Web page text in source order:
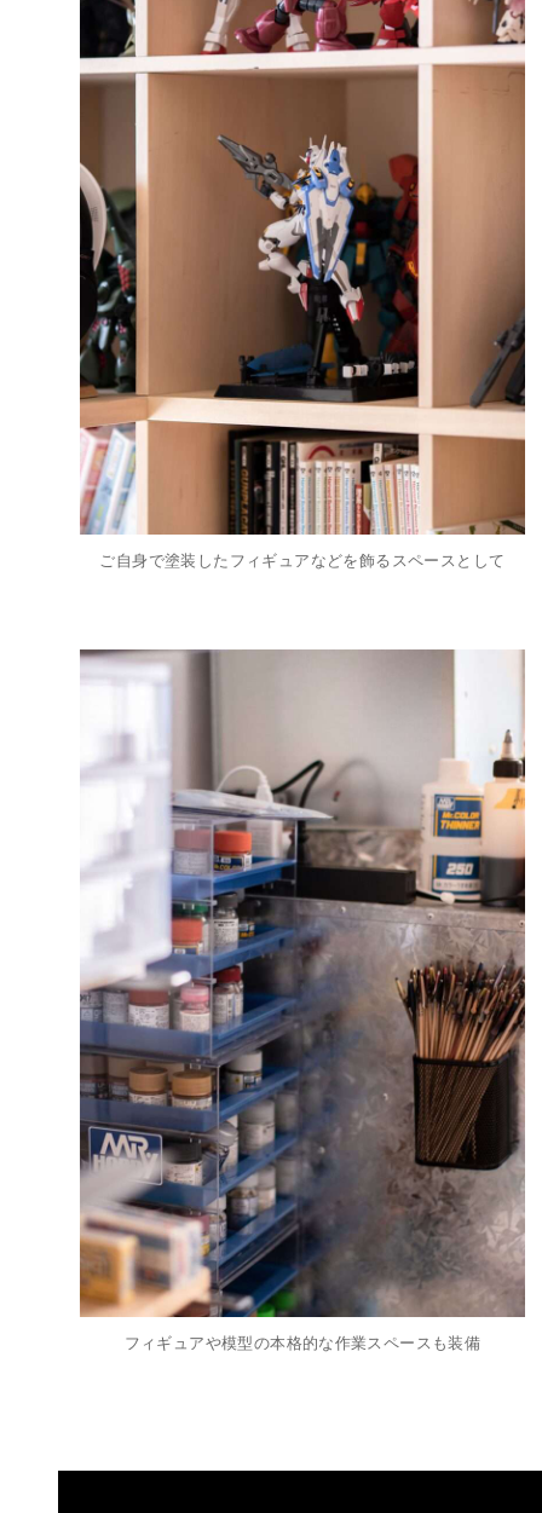
ご自身で塗装したフィギュアなどを飾るスペースとして
フィギュアや模型の本格的な作業スペースも装備